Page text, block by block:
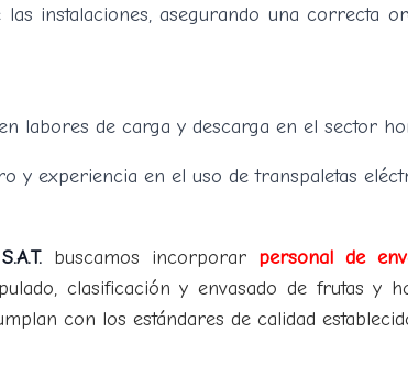
instalaciones, asegurando una correcta
labores de carga y descarga en el sector
y experiencia en el uso de transpaletas
buscamos incorporar personal de
clasificación y envasado de frutas y
con los estándares de calidad